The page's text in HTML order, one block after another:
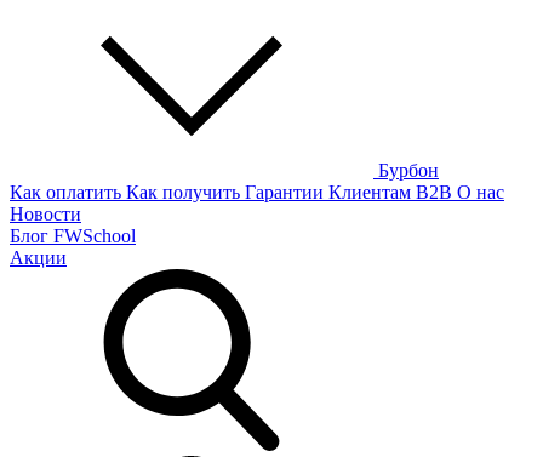
Бурбон
Как оплатить Как получить Гарантии Клиентам B2B О нас
Новости
Блог FWSchool
Акции